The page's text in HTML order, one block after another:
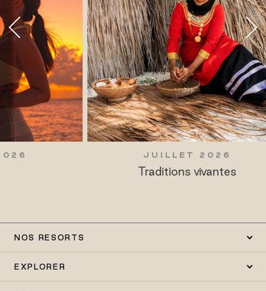
JUILLET 2026
Traditions vivantes
NOS RESORTS
EXPLORER